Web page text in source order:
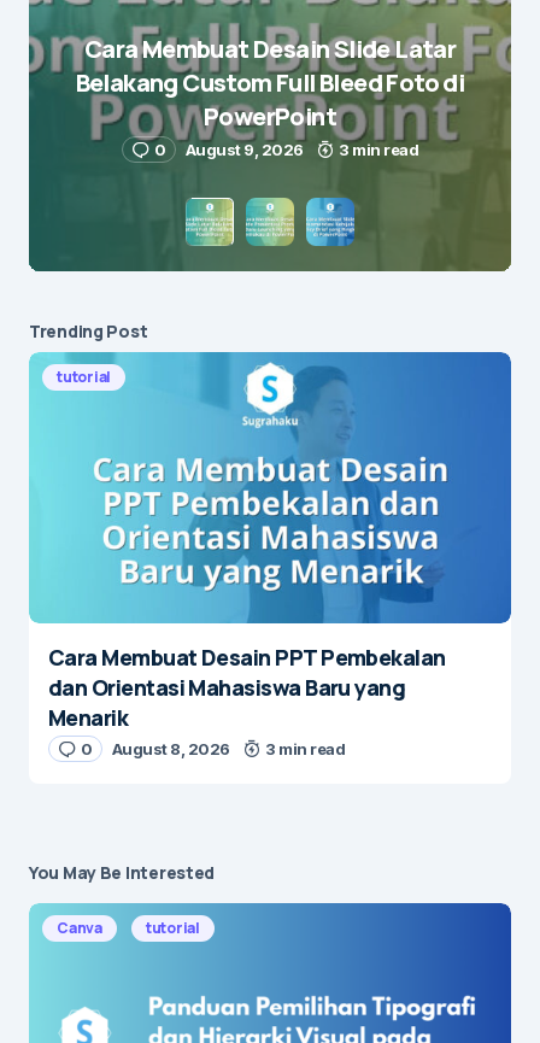
E-mail*
next time I comment.
Submit Comment
Cara Membuat Desain Slide Latar
Belakang Custom Full Bleed Foto di
PowerPoint
0 August 9, 2026 3 min read
Trending Post
tutorial
Cara Membuat Desain PPT Pembekalan
dan Orientasi Mahasiswa Baru yang
Menarik
0 August 8, 2026 3 min read
You May Be Interested
Canva tutorial